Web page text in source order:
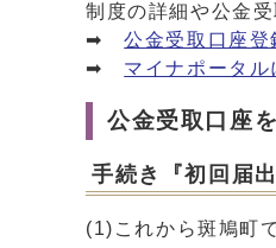
制度の詳細や公金
➡公金受取口座登
➡ マイナポータル
公金受取口座
手続き『初回届出
(1)これから斑鳩町